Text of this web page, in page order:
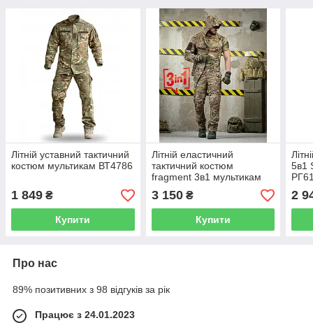
Літній уставний тактичний
костюм мультикам ВТ4786
1 849 ₴
Купити
Літній еластичний
тактичний костюм
fragment 3в1 мультикам
ДЛ6476
3 150₴
Купити
5в1
2
Про нас
89% позитивних з 98 відгуків за рік
Працює з 24.01.2023